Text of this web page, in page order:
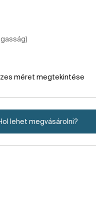
méret megtekintése
lehet megvásárolni?